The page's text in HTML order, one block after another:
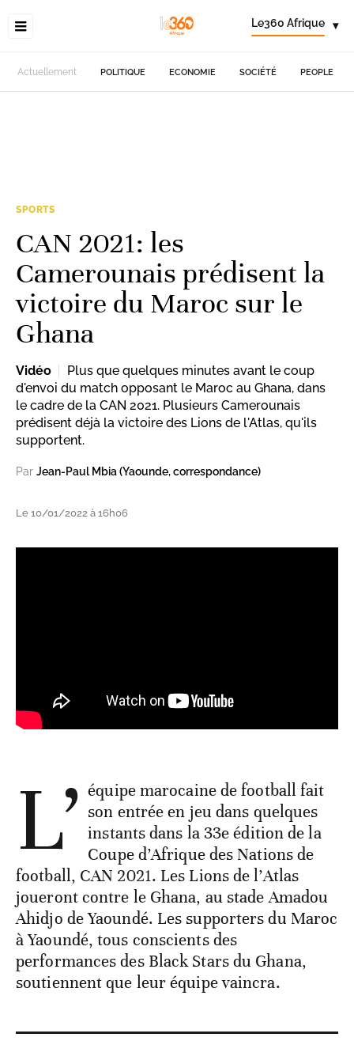
Le360 Afrique ▾
Actuellement POLITIQUE ECONOMIE SOCIÉTÉ PEOPLE
SPORTS
CAN 2021: les
Camerounais prédisent la
victoire du Maroc sur le
Ghana
Vidéo
Plus que quelques minutes avant le coup
d'envoi du match opposant le Maroc au Ghana, dans
le cadre de la CAN 2021. Plusieurs Camerounais
prédisent déjà la victoire des Lions de l'Atlas, qu'ils
supportent.
Par Jean-Paul Mbia (Yaounde, correspondance)
Le 10/01/2022 à 16h06
L’ équipe marocaine de football fait
son entrée en jeu dans quelques
instants dans la 33e édition de la
Coupe d’Afrique des Nations de
football, CAN 2021. Les Lions de l’Atlas
joueront contre le Ghana, au stade Amadou
Ahidjo de Yaoundé. Les supporters du Maroc
à Yaoundé, tous conscients des
performances des Black Stars du Ghana,
soutiennent que leur équipe vaincra.